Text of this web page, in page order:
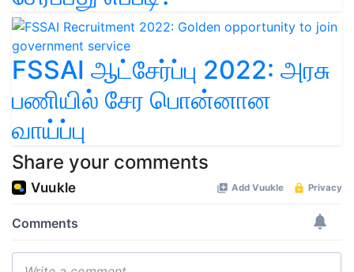
FSSAI ஆட்சேர்ப்பு 2022: அரசு
பணியில் சேர பொன்னான
வாய்ப்பு
Share your comments